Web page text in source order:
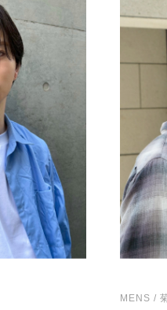
MENS /